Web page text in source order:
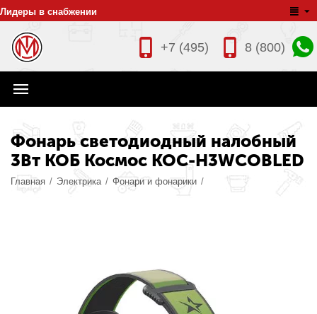
Лидеры в снабжении
8 (800)
+7 (495)
Фонарь светодиодный налобный
3Вт КОБ Космос KOC-H3WCOBLED
Главная / Электрика / Фонари и фонарики /